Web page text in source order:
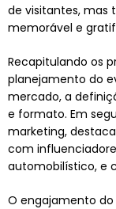
de visitantes, mas
memorável e
Recapitulando os
planejamento do
mercado, a
e formato. Em
marketing,
com
automobilístico, e
O engajamento